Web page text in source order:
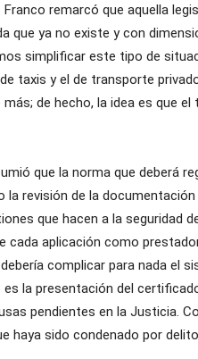
remarcó que aquella
que ya no existe y con
simplificar este tipo de
taxis y el de transporte
de hecho, la idea es que
que la norma que deberá
la revisión de la
que hacen a la seguridad
cada aplicación como
complicar para nada el
la presentación del
pendientes en la Justicia.
haya sido condenado por